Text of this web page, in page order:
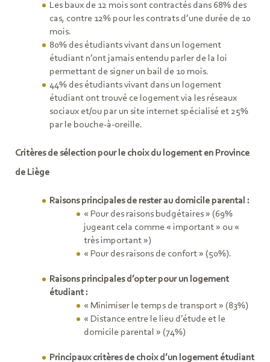
Les baux de 12 mois sont contractés dans 68% des
cas, contre 12% pour les contrats d’une durée de 10
mois.
80% des étudiants vivant dans un logement
étudiant n’ont jamais entendu parler de la loi
permettant de signer un bail de 10 mois.
44% des étudiants vivant dans un logement
étudiant ont trouvé ce logement via les réseaux
sociaux et/ou par un site internet spécialisé et 25%
par le bouche-à-oreille.
Critères de sélection pour le choix du logement en Province
de Liège
Raisons principales de rester au domicile parental :
« Pour des raisons budgétaires » (69%
jugeant cela comme « important » ou «
très important »)
« Pour des raisons de confort » (50%).
Raisons principales d’opter pour un logement
étudiant :
« Minimiser le temps de transport » (83%)
« Distance entre le lieu d’étude et le
domicile parental » (74%)
Principaux critères de choix d’un logement étudiant